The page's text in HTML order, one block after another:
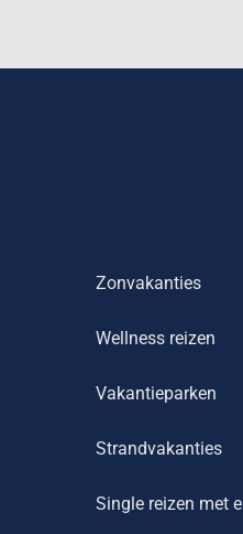
Zonvakanties
Wellness reizen
Vakantieparken
Strandvakanties
Single reizen met